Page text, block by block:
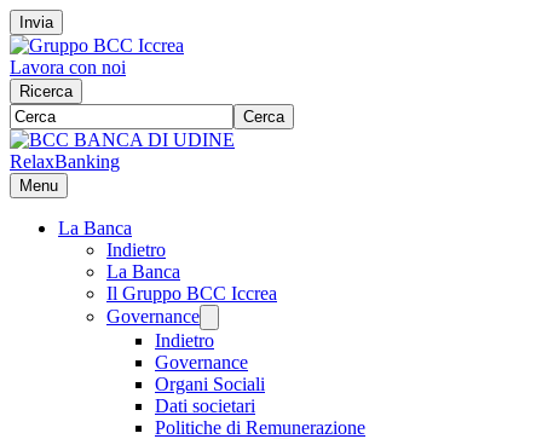
Invia
Lavora con noi
Ricerca
Cerca
RelaxBanking
Menu
La Banca
Indietro
La Banca
Il Gruppo BCC Iccrea
Governance
Indietro
Governance
Organi Sociali
Dati societari
Politiche di Remunerazione